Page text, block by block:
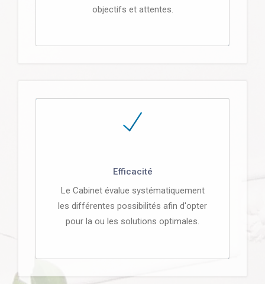
objectifs et attentes.
Efficacité
Le Cabinet évalue systématiquement
les différentes possibilités afin d'opter
pour la ou les solutions optimales.